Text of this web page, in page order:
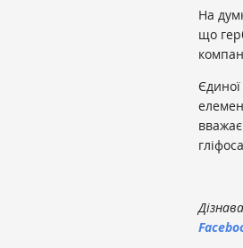
На
що